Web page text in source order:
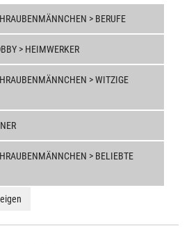
> BERUFE
> HEIMWERKER
> WITZIGE
> BELIEBTE